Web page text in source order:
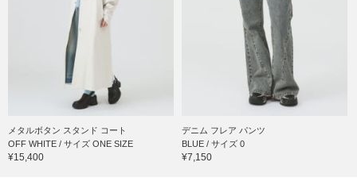
メタルボタン スタンド コート
OFF WHITE / サイズ ONE SIZE
¥15,400
デニム フレア パンツ
BLUE / サイズ 0
¥7,150